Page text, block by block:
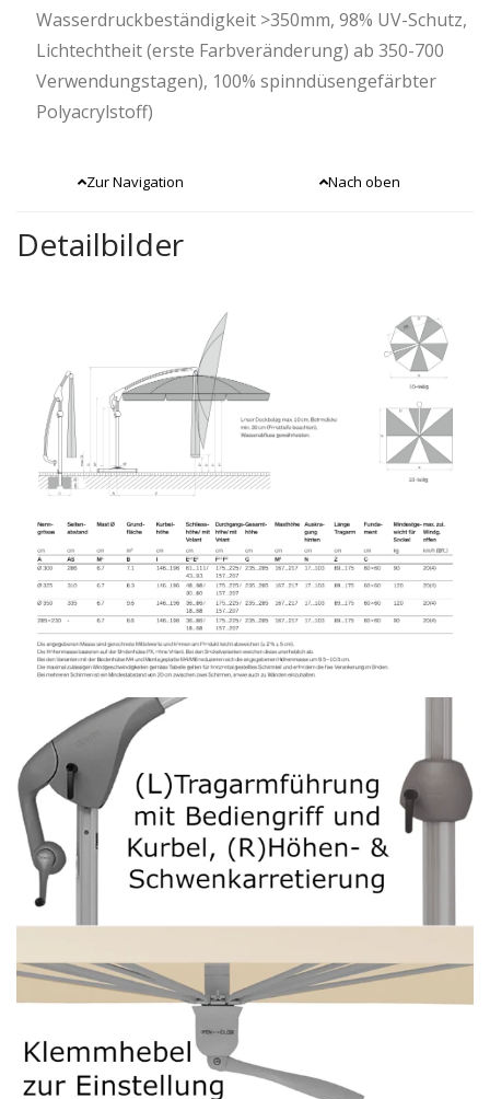
Wasserdruckbeständigkeit >350mm, 98% UV-Schutz,
Lichtechtheit (erste Farbveränderung) ab 350-700
Verwendungstagen), 100% spinndüsengefärbter
Polyacrylstoff)
Zur Navigation Nach oben
Detailbilder